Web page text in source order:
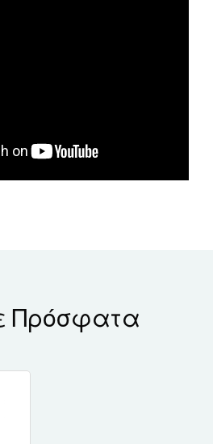
Πρόσφατα